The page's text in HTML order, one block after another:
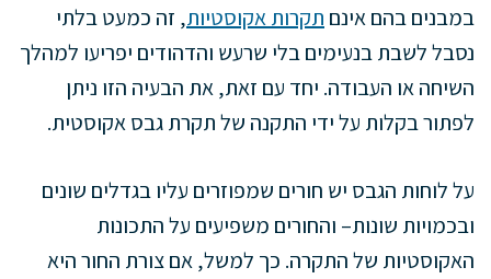
במבנים בהם אינם תקרות אקוסטיות, זה כמעט בלתי
נסבל לשבת בנעימים בלי שרעש והדהודים יפריעו למהלך
השיחה או העבודה. יחד עם זאת, את הבעיה הזו ניתן
לפתור בקלות על ידי התקנה של תקרת גבס אקוסטית.
על לוחות הגבס יש חורים שמפוזרים עליו בגדלים שונים
ובכמויות שונות– והחורים משפיעים על התכונות
האקוסטיות של התקרה. כך למשל, אם צורת החור היא